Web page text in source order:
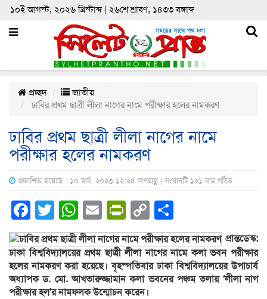
১০ই আগস্ট, ২০২৬ খ্রিস্টাব্দ | ২৬শে শ্রাবণ, ১৪৩৩ বঙ্গাব্দ
প্রচ্ছদ
জাতীয়
ঢাবির প্রথম ছাত্রী লীলা নাগের নামে পরীক্ষার হলের নামকরণ
ঢাবির প্রথম ছাত্রী লীলা নাগের নামে
পরীক্ষার হলের নামকরণ
প্রকাশিত হয়েছে : ১০ মার্চ, ২০২৩ ১২:২৪ অপরাহ্ণ | সংবাদটি ১২১ বার পঠিত
Facebook
Twitter
WhatsApp
EmailPrintFriendly
Copy
Link
প্রান্তডেস্ক:
ঢাকা বিশ্ববিদ্যালয়ের প্রথম ছাত্রী লীলা নাগের নামে কলা ভবন পরীক্ষার
হলের নামকরণ করা হয়েছে। বৃহস্পতিবার ঢাকা বিশ্ববিদ্যালয়ের উপাচার্য
অধ্যাপক ড. মো. আখতারুজ্জামান কলা ভবনের পঞ্চম তলায় ‘লীলা নাগ
পরীক্ষার হল’র নামফলক উন্মোচন করেন।